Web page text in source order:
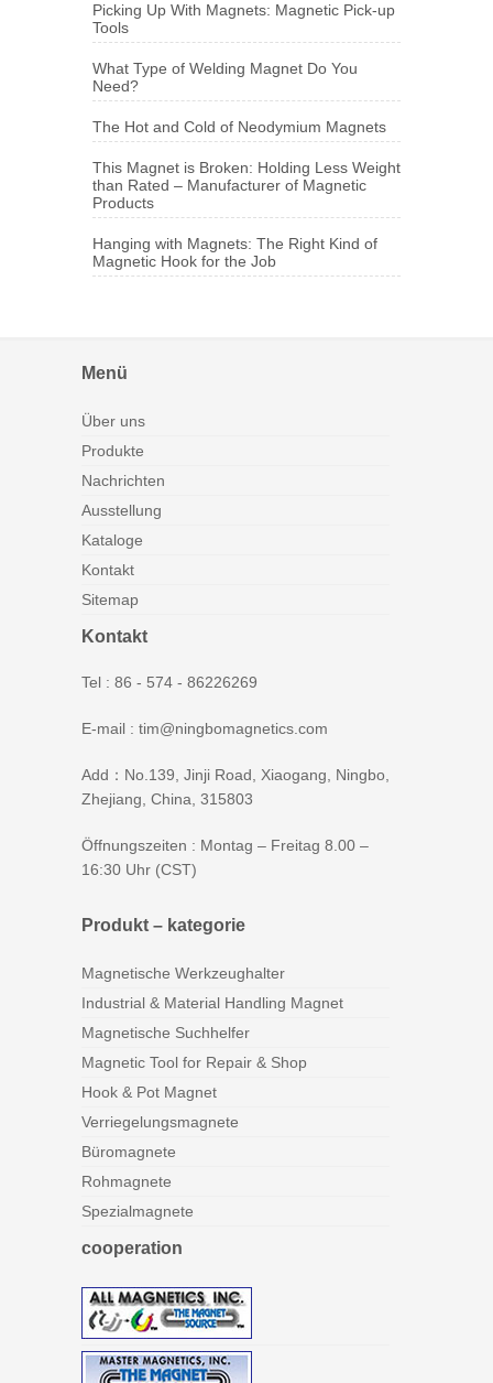
Picking Up With Magnets: Magnetic Pick-up
Tools
What Type of Welding Magnet Do You
Need?
The Hot and Cold of Neodymium Magnets
This Magnet is Broken: Holding Less Weight
than Rated – Manufacturer of Magnetic
Products
Hanging with Magnets: The Right Kind of
Magnetic Hook for the Job
Menü
Über uns
Produkte
Nachrichten
Ausstellung
Kataloge
Kontakt
Sitemap
Kontakt
Tel : 86 - 574 - 86226269
E-mail : tim@ningbomagnetics.com
Add：No.139, Jinji Road, Xiaogang, Ningbo,
Zhejiang, China, 315803
Öffnungszeiten : Montag – Freitag 8.00 –
16:30 Uhr (CST)
Produkt – kategorie
Magnetische Werkzeughalter
Industrial & Material Handling Magnet
Magnetische Suchhelfer
Magnetic Tool for Repair & Shop
Hook & Pot Magnet
Verriegelungsmagnete
Büromagnete
Rohmagnete
Spezialmagnete
cooperation